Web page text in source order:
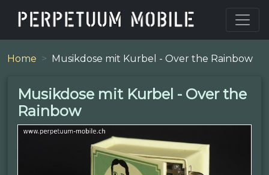
Home Musikdose mit Kurbel - Over the Rainbow
Musikdose mit Kurbel - Over the
Rainbow